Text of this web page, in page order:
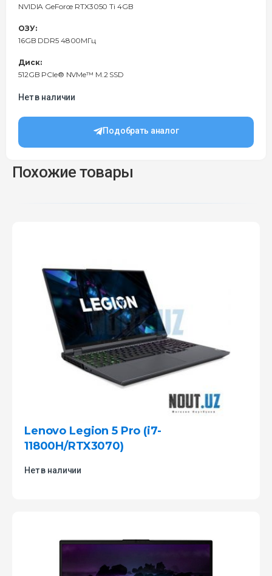
NVIDIA GeForce RTX3050 Ti 4GB
ОЗУ:
16GB DDR5 4800МГц
Диск:
512GB PCIe® NVMe™ M.2 SSD
Нет в наличии
Подобрать аналог
Похожие товары
Lenovo Legion 5 Pro (i7-
11800H/RTX3070)
Нет в наличии